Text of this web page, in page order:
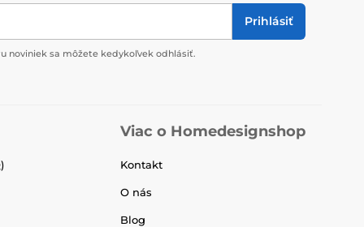
Prihlásiť
noviniek sa môžete kedykoľvek odhlásiť.
Viac o Homedesignshop
Kontakt
O nás
Blog